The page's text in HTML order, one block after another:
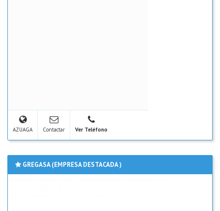
AZUAGA Contactar Ver Teléfono
GREGASA (EMPRESA DESTACADA )